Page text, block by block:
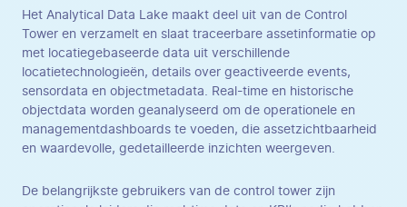
Het Analytical Data Lake maakt deel uit van de Control
Tower en verzamelt en slaat traceerbare assetinformatie op
met locatiegebaseerde data uit verschillende
locatietechnologieën, details over geactiveerde events,
sensordata en objectmetadata. Real-time en historische
objectdata worden geanalyseerd om de operationele en
managementdashboards te voeden, die assetzichtbaarheid
en waardevolle, gedetailleerde inzichten weergeven.
De belangrijkste gebruikers van de control tower zijn